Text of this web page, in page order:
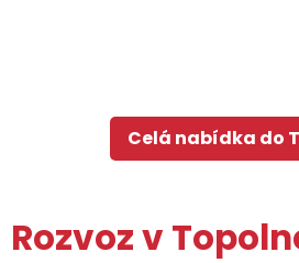
Celá nabídka do
Rozvoz v